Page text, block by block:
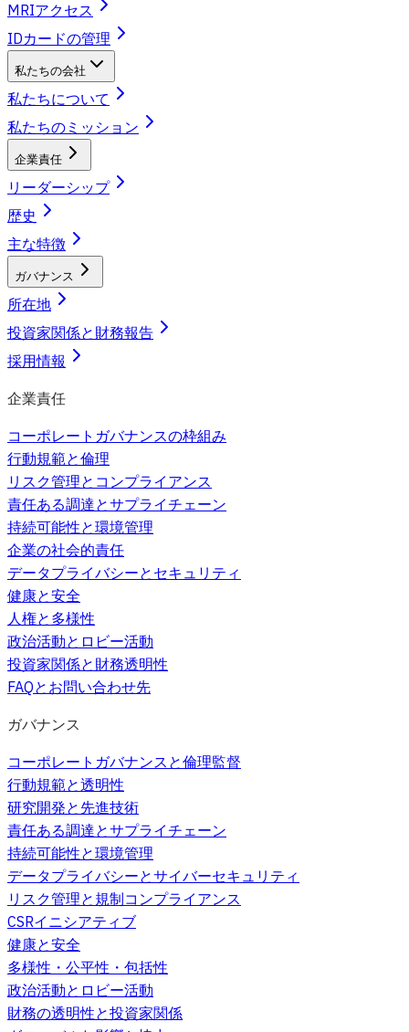
MRIアクセス
IDカードの管理
私たちの会社
私たちについて
私たちのミッション
企業責任
リーダーシップ
歴史
主な特徴
ガバナンス
所在地
投資家関係と財務報告
採用情報
企業責任
コーポレートガバナンスの枠組み
行動規範と倫理
リスク管理とコンプライアンス
責任ある調達とサプライチェーン
持続可能性と環境管理
企業の社会的責任
データプライバシーとセキュリティ
健康と安全
人権と多様性
政治活動とロビー活動
投資家関係と財務透明性
FAQとお問い合わせ先
ガバナンス
コーポレートガバナンスと倫理監督
行動規範と透明性
研究開発と先進技術
責任ある調達とサプライチェーン
持続可能性と環境管理
データプライバシーとサイバーセキュリティ
リスク管理と規制コンプライアンス
CSRイニシアティブ
健康と安全
多様性・公平性・包括性
政治活動とロビー活動
財務の透明性と投資家関係